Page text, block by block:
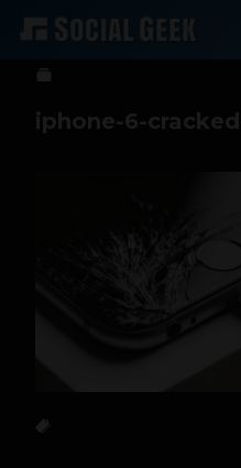
Sergio Ramos 8 de junio de
iphone-6-